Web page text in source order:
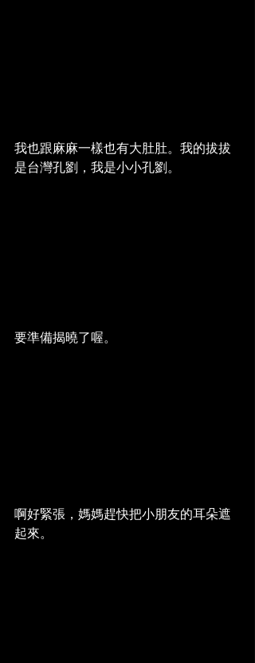
我也跟麻麻一樣也有大肚肚。我的拔拔
是台灣孔劉，我是小小孔劉。
要準備揭曉了喔。
啊好緊張，媽媽趕快把小朋友的耳朵遮
起來。